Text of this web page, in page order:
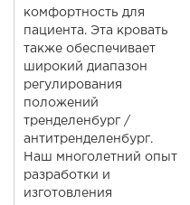
комфортность для
пациента. Эта кровать
также обеспечивает
широкий диапазон
регулирования
положений
тренделенбург /
антитренделенбург.
Наш многолетний опыт
разработки и
изготовления